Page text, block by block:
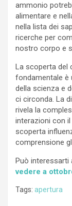
ammonio
alimentare e
nella lista dei
ricerche per
nostro corpo e
La scoperta
fondamentale è
della scienza e
ci circonda. La
rivela la
interazioni con
scoperta
comprensione
Può interessarti
vedere a
Tags: apertura